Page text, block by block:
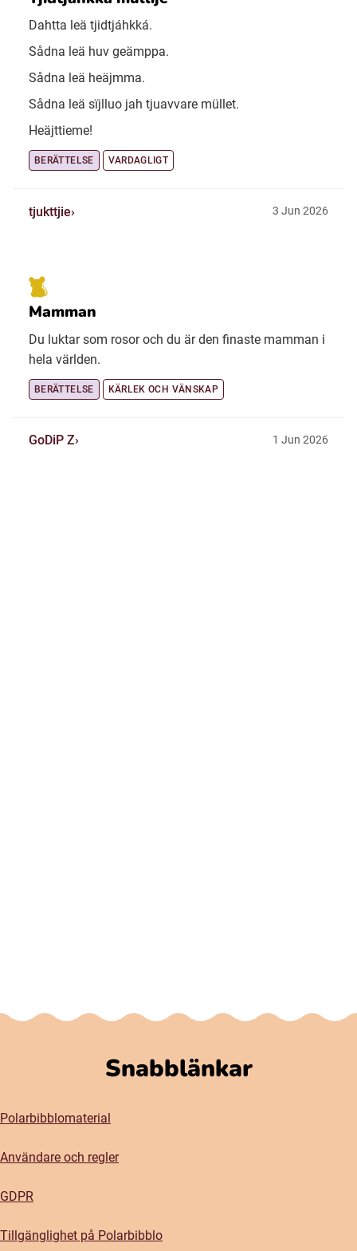
Dahtta leä tjidtjáhkká.
Sådna leä huv geämppa.
Sådna leä heäjmma.
Sådna leä sïjlluo jah tjuavvare müllet.
Heäjttieme!
BERÄTTELSE VARDAGLIGT
tjukttjie 3 Jun 2026
Mamman
Du luktar som rosor och du är den finaste mamman i
hela världen.
BERÄTTELSE KÄRLEK OCH VÄNSKAP
GoDiP Z 1 Jun 2026
Snabblänkar
Polarbibblomaterial
Användare och regler
GDPR
Tillgänglighet på Polarbibblo